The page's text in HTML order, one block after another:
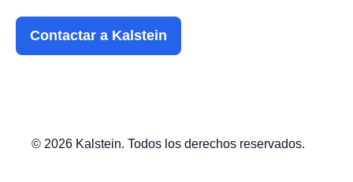
Contactar a Kalstein
© 2026 Kalstein. Todos los derechos reservados.